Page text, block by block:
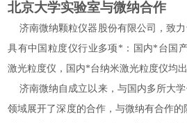
北京大学实验室与微纳合作
济南微纳颗粒仪器股份有限公司，致
具有中国粒度仪行业多项*：国内*台国
激光粒度仪，国内*台纳米激光粒度仪均出
济南微纳自成立以来，与国内多所大
领域展开了深度的合作，与微纳有合作